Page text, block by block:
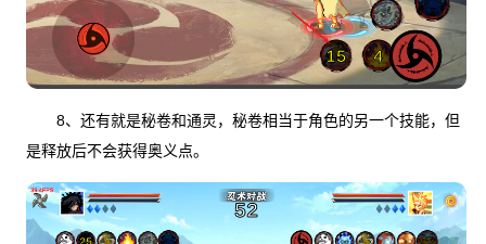
8、还有就是秘卷和通灵，秘卷相当于角色的另一个技能，但
是释放后不会获得奥义点。